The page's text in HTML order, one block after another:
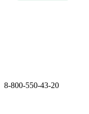
8-800-550-43-20